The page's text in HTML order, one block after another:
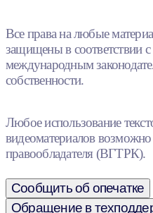
Все права на любые
защищены в соответствии
международным
собственности.
Любое использование
видеоматериалов возможно
правообладателя (ВГТРК).
Сообщить об опечатке
Обращение в